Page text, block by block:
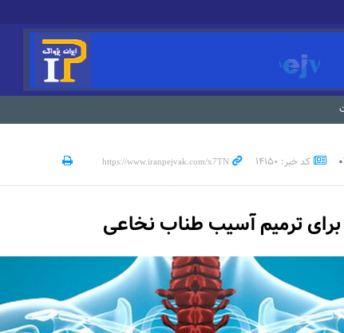
کد خبر: 14150
برای ترمیم آسیب طناب نخاعی